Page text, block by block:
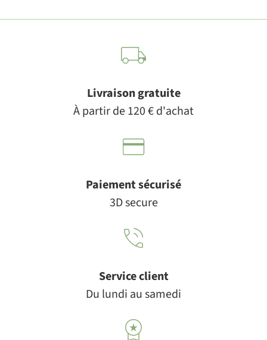
Livraison gratuite
À partir de 120 € d'achat
Paiement sécurisé
3D secure
Service client
Du lundi au samedi